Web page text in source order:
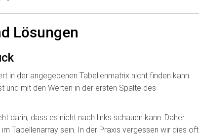
Lösungen
in der angegebenen Tabellenmatrix nicht finden kann.
und mit den Werten in der ersten Spalte des
darin, dass es nicht nach links schauen kann. Daher
Tabellenarray sein. In der Praxis vergessen wir dies oft